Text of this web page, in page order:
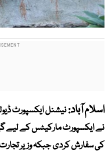
اسلام آباد:نیشنل ایکسپورٹ
نے ایکسپورٹ مارکیٹس کے لیے
کی سفارش کردی جبکہ وزیر